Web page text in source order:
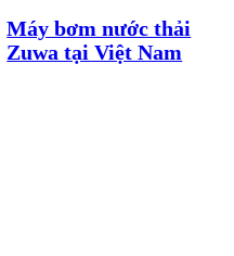
Máy bơm nước thải
Zuwa tại Việt Nam